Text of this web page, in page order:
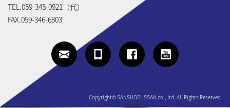
TEL.059-345-0921（代）
FAX.059-346-6803
Copyright© SANSHOBUSSAN co., ltd. All Rights Reserved.